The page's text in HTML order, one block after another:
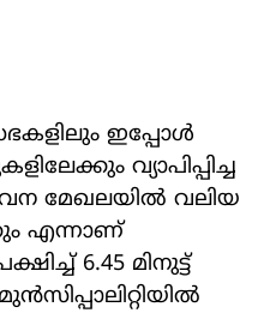
ഇപ്പോള്‍
വ്യാപിപ്പിച്ച
മേഖലയില്‍ വലിയ
എന്നാണ്
6.45 മിനുട്ട്